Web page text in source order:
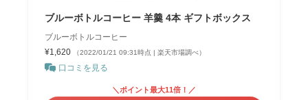
ブルーボトルコーヒー 羊羹 4本 ギフトボックス
ブルーボトルコーヒー
¥1,620
（2022/01/21 09:31時点 | 楽天市場調べ）
口コミを見る
＼ポイント最大11倍！／